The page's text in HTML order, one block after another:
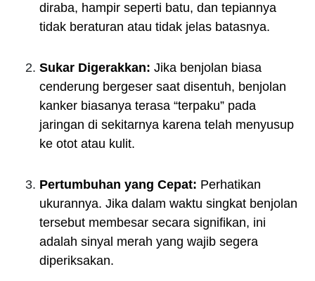
diraba, hampir seperti batu, dan tepiannya
tidak beraturan atau tidak jelas batasnya.
Sukar Digerakkan: Jika benjolan biasa
cenderung bergeser saat disentuh, benjolan
kanker biasanya terasa “terpaku” pada
jaringan di sekitarnya karena telah menyusup
ke otot atau kulit.
Pertumbuhan yang Cepat: Perhatikan
ukurannya. Jika dalam waktu singkat benjolan
tersebut membesar secara signifikan, ini
adalah sinyal merah yang wajib segera
diperiksakan.